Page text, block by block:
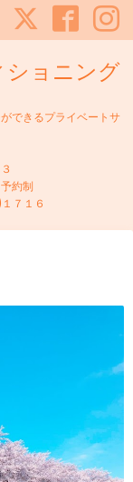
ョニング
できるプライベートサ
３
約制
７１６